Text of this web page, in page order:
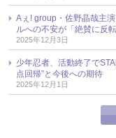
Aぇ! group・佐野晶哉主
ルへの不安が「絶賛に反
2025年12月3日
少年忍者、活動終了で
点回帰”と今後への期待
2025年12月1日